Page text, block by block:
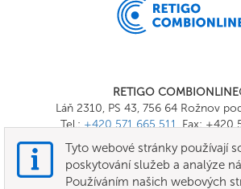
RETIGO
Láň 2310, PS 43, 756 64 Rožnov
Tel.:+420 571 665 511, Fax: +420
E-mail:
Tyto webové stránky používají
poskytování služeb a analýze
Používáním našich webových